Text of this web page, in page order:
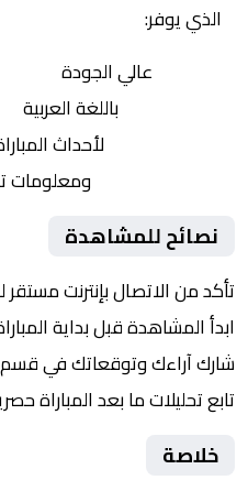
الذي يوفر:
عالي الجودة
باللغة العربية
لأحداث
ومعلومات
نصائح للمشاهدة
تأكد من الاتصال بإنترنت
ابدأ المشاهدة قبل بداية المباراة بـ 10
شارك آراءك وتوقعاتك في قسم
تابع تحليلات ما بعد المباراة
خلاصة